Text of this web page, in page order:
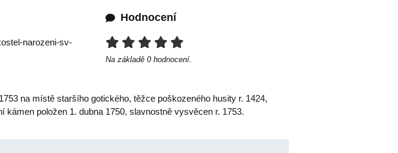
narozeni-sv-
Hodnocení
Na základě 0 hodnocení.
na místě staršího gotického, těžce poškozeného husity r. 1424,
položen 1. dubna 1750, slavnostně vysvěcen r. 1753.